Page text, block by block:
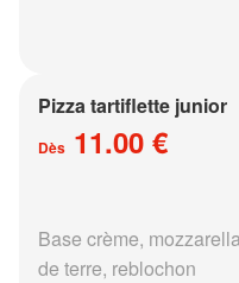
Pizza tartiflette junior
Dès 11.00 €
Base crème,
de terre, reblochon